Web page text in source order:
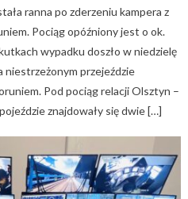
ranna po zderzeniu kampera z
Pociąg opóźniony jest o ok.
wypadku doszło w niedzielę
niestrzeżonym przejeździe
Pod pociąg relacji Olsztyn –
znajdowały się dwie […]